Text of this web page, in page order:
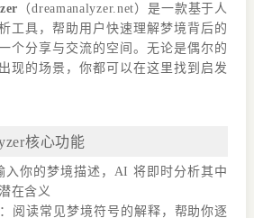
（dreamanalyzer.net）是一款基于人
工具，帮助用户快速理解梦境背后的
个分享与交流的空间。无论是偶尔的
现的场景，你都可以在这里找到启发
核心功能
入你的梦境描述，AI 将即时分析其中
在含义
：阅读常见梦境符号的解释，帮助你逐